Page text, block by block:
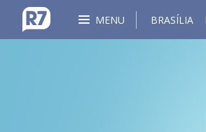
MENU BRASÍLIA